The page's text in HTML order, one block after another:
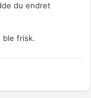
du endret
ble frisk.